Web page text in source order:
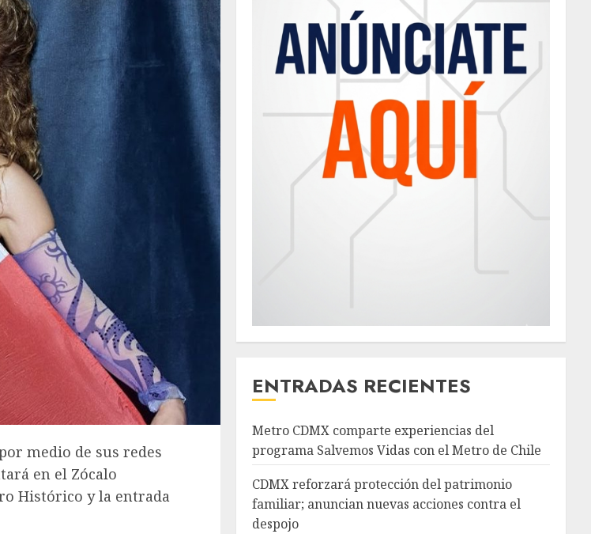
medio de sus redes
en el Zócalo
Histórico y la entrada
ENTRADAS RECIENTES
Metro CDMX comparte experiencias del
programa Salvemos Vidas con el Metro de Chile
CDMX reforzará protección del patrimonio
familiar; anuncian nuevas acciones contra el
despojo